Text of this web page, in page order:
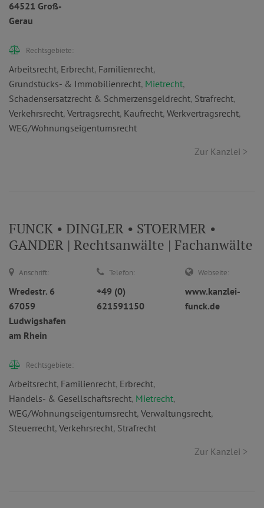
64521 Groß-
Gerau
Rechtsgebiete:
Arbeitsrecht, Erbrecht, Familienrecht,
Grundstücks- & Immobilienrecht, Mietrecht,
Schadensersatzrecht & Schmerzensgeldrecht, Strafrecht,
Verkehrsrecht, Vertragsrecht, Kaufrecht, Werkvertragsrecht,
WEG/Wohnungseigentumsrecht
Zur Kanzlei >
FUNCK • DINGLER • STOERMER •
GANDER | Rechtsanwälte | Fachanwälte
Anschrift:
Wredestr. 6
67059
Ludwigshafen
am Rhein
Telefon:
+49 (0)
621591150
Webseite:
www.kanzlei-
funck.de
Rechtsgebiete:
Arbeitsrecht, Familienrecht, Erbrecht,
Handels- & Gesellschaftsrecht, Mietrecht,
WEG/Wohnungseigentumsrecht, Verwaltungsrecht,
Steuerrecht, Verkehrsrecht, Strafrecht
Zur Kanzlei >